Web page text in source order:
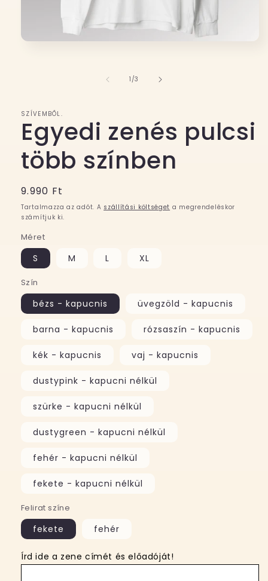
1 //3
SZÍVEMBŐL.
Egyedi zenés pulcsi
több színben
Normál
ár
9.990 Ft
Tartalmazza az adót. A szállítási költséget a megrendeléskor
számítjuk ki.
Méret
S M L XL
Szín
bézs - kapucnis üvegzöld - kapucnis
barna - kapucnis rózsaszín - kapucnis
kék - kapucnis vaj - kapucnis
dustypink - kapucni nélkül
szürke - kapucni nélkül
dustygreen - kapucni nélkül
fehér - kapucni nélkül
fekete - kapucni nélkül
Felirat színe
fekete fehér
Írd ide a zene címét és előadóját!